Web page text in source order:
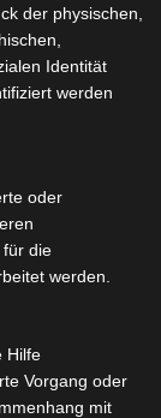
der physischen,
Identität
werden
oder
die
werden.
Hilfe
Vorgang oder
mit